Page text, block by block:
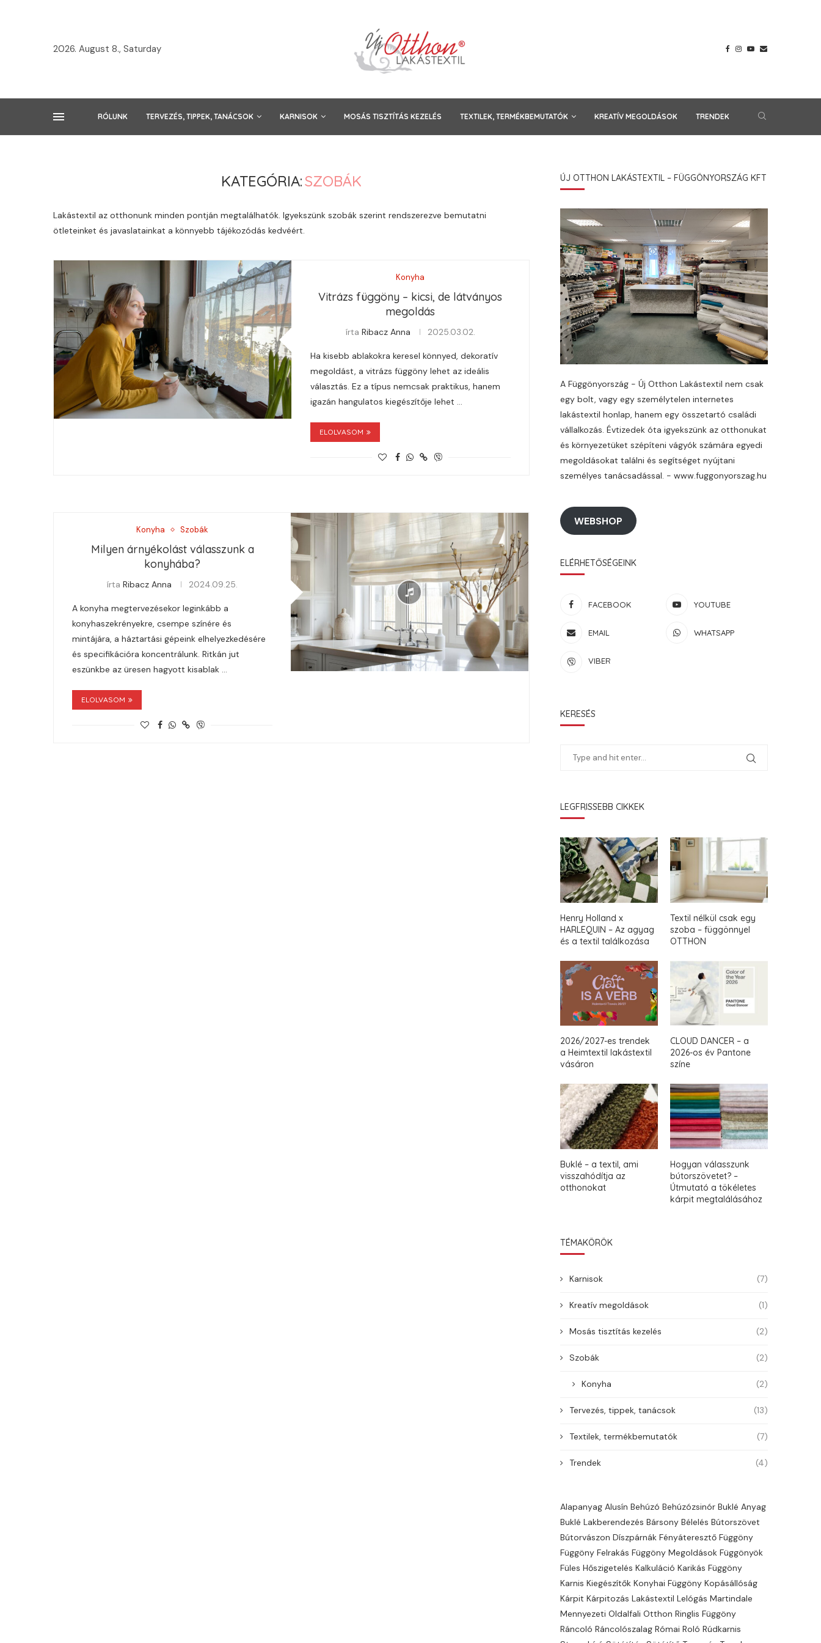
2026. August 8., Saturday
RÓLUNK TERVEZÉS, TIPPEK, TANÁCSOK KARNISOK MOSÁS TISZTÍTÁS KEZELÉS TEXTILEK, TERMÉKBEMUTATÓK KREATÍV MEGOLDÁSOK TRENDEK
KATEGÓRIA:SZOBÁK
Lakástextil az otthonunk minden pontján megtalálhatók. Igyekszünk szobák szerint rendszerezve bemutatni
ötleteinket és javaslatainkat a könnyebb tájékozódás kedvéért.
Konyha
Vitrázs függöny – kicsi, de látványos
megoldás
írta Ribacz Anna 2025.03.02.
Ha kisebb ablakokra keresel könnyed, dekoratív
megoldást, a vitrázs függöny lehet az ideális
választás. Ez a típus nemcsak praktikus, hanem
igazán hangulatos kiegészítője lehet …
ELOLVASOM
Konyha Szobák
Milyen árnyékolást válasszunk a
konyhába?
írta Ribacz Anna 2024.09.25.
A konyha megtervezésekor leginkább a
konyhaszekrényekre, csempe színére és
mintájára, a háztartási gépeink elhelyezkedésére
és specifikációra koncentrálunk. Ritkán jut
eszünkbe az üresen hagyott kisablak …
ELOLVASOM
ÚJ OTTHON LAKÁSTEXTIL – FÜGGÖNYORSZÁG KFT
A Függönyország - Új Otthon Lakástextil nem csak
egy bolt, vagy egy személytelen internetes
lakástextil honlap, hanem egy összetartó családi
vállalkozás. Évtizedek óta igyekszünk az otthonukat
és környezetüket szépíteni vágyók számára egyedi
megoldásokat találni és segítséget nyújtani
személyes tanácsadással. - www.fuggonyorszag.hu
WEBSHOP
ELÉRHETŐSÉGEINK
FACEBOOK YOUTUBE
EMAIL WHATSAPP
VIBER
KERESÉS
LEGFRISSEBB CIKKEK
Henry Holland x
HARLEQUIN – Az agyag
és a textil találkozása
Textil nélkül csak egy
szoba – függönnyel
OTTHON
2026/2027-es trendek
a Heimtextil lakástextil
vásáron
CLOUD DANCER – a
2026-os év Pantone
színe
Buklé – a textil, ami
visszahódítja az
otthonokat
Hogyan válasszunk
bútorszövetet? –
Útmutató a tökéletes
kárpit megtalálásához
TÉMAKÖRÖK
Karnisok (7)
Kreatív megoldások (1)
Mosás tisztítás kezelés (2)
Szobák (2)
Konyha (2)
Tervezés, tippek, tanácsok (13)
Textilek, termékbemutatók (7)
Trendek (4)
Alapanyag Alusín Behúzó Behúzózsinór Buklé Anyag
Buklé Lakberendezés Bársony Bélelés Bútorszövet
Bútorvászon Díszpárnák Fényáteresztő Függöny
Függöny Felrakás Függöny Megoldások Függönyök
Füles Hőszigetelés Kalkuláció Karikás Függöny
Karnis Kiegészítők Konyhai Függöny Kopásállóság
Kárpit Kárpitozás Lakástextil Lelógás Martindale
Mennyezeti Oldalfali Otthon Ringlis Függöny
Ráncoló Ráncolószalag Római Roló Rúdkarnis